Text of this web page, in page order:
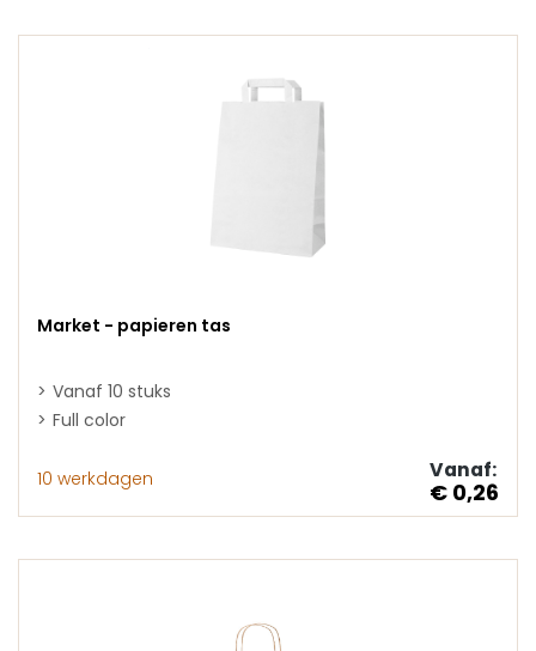
Market - papieren tas
Vanaf 10 stuks
Full color
10 werkdagen Vanaf:
€ 0,26